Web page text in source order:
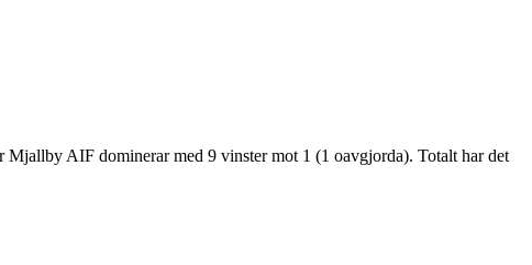
AIF dominerar med 9 vinster mot 1 (1 oavgjorda). Totalt har det